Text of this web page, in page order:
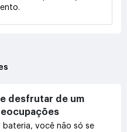
desfrutar de um
você não só se